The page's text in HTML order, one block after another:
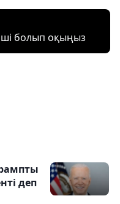
болып оқыңыз
деп